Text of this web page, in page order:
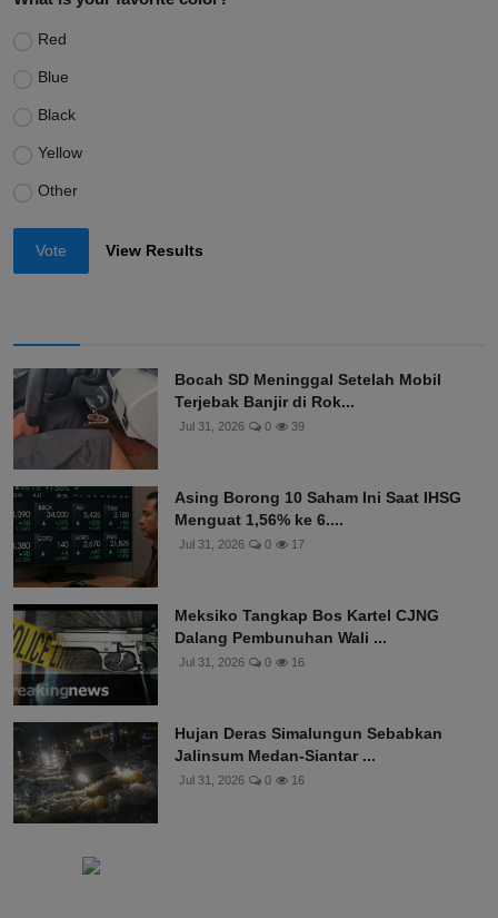
Red
Blue
Black
Yellow
Other
Vote View Results
Bocah SD Meninggal Setelah Mobil
Terjebak Banjir di Rok...
Jul 31, 2026 0 39
Asing Borong 10 Saham Ini Saat IHSG
Menguat 1,56% ke 6....
Jul 31, 2026 0 17
Meksiko Tangkap Bos Kartel CJNG
Dalang Pembunuhan Wali ...
Jul 31, 2026 0 16
Hujan Deras Simalungun Sebabkan
Jalinsum Medan-Siantar ...
Jul 31, 2026 0 16